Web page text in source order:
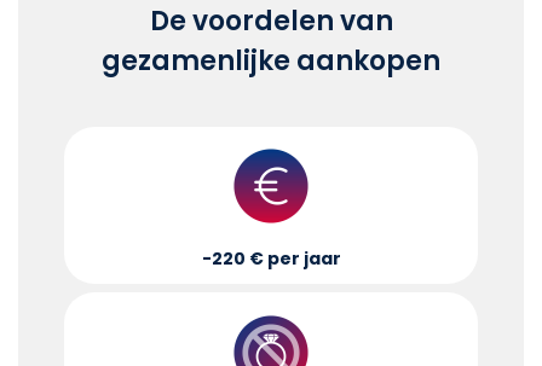
De voordelen van
gezamenlijke aankopen
-220 € per jaar